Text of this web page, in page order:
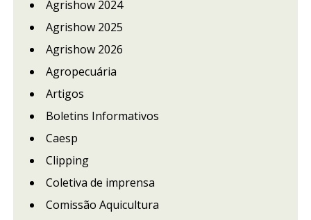
Agrishow 2024
Agrishow 2025
Agrishow 2026
Agropecuária
Artigos
Boletins Informativos
Caesp
Clipping
Coletiva de imprensa
Comissão Aquicultura